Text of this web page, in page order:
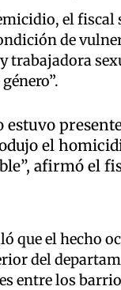
el fiscal
de
estuvo
el
afirmó el
que el hecho
del
entre los